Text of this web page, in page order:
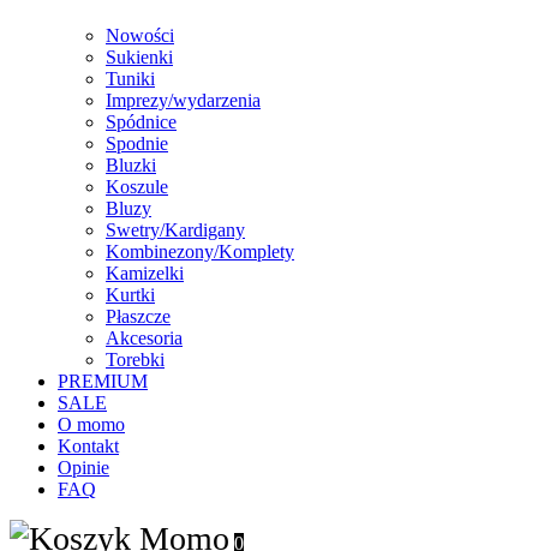
Nowości
Sukienki
Tuniki
Imprezy/wydarzenia
Spódnice
Spodnie
Bluzki
Koszule
Bluzy
Swetry/Kardigany
Kombinezony/Komplety
Kamizelki
Kurtki
Płaszcze
Akcesoria
Torebki
PREMIUM
SALE
O momo
Kontakt
Opinie
FAQ
0